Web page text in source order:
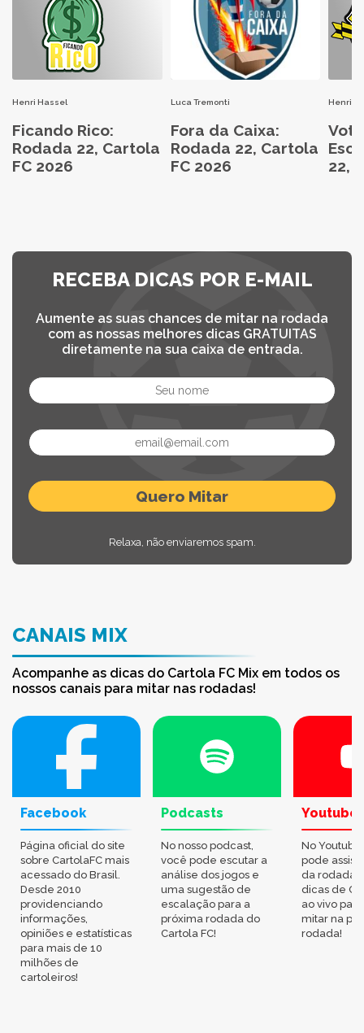
Henri Hassel
Ficando Rico:
Rodada 22, Cartola
FC 2026
Luca Tremonti
Fora da Caixa:
Rodada 22, Cartola
FC 2026
Henri
22,
RECEBA DICAS POR E-MAIL
Aumente as suas chances de mitar na rodada
com as nossas melhores dicas GRATUITAS
diretamente na sua caixa de entrada.
Relaxa, não enviaremos spam.
CANAIS MIX
Acompanhe as dicas do Cartola FC Mix em todos os
nossos canais para mitar nas rodadas!
Facebook
Página oficial do site
sobre CartolaFC mais
acessado do Brasil.
Desde 2010
providenciando
informações,
opiniões e estatísticas
para mais de 10
milhões de
cartoleiros!
Podcasts
No nosso podcast,
você pode escutar a
análise dos jogos e
uma sugestão de
escalação para a
próxima rodada do
Cartola FC!
Youtube
No
pode
da rodada,
dicas de
ao vivo
mitar na
rodada!